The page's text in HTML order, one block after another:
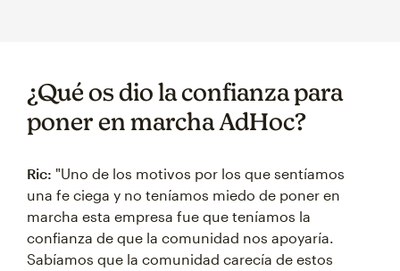
¿Qué os dio la confianza para
poner en marcha AdHoc?
Ric: "Uno de los motivos por los que sentíamos
una fe ciega y no teníamos miedo de poner en
marcha esta empresa fue que teníamos la
confianza de que la comunidad nos apoyaría.
Sabíamos que la comunidad carecía de estos